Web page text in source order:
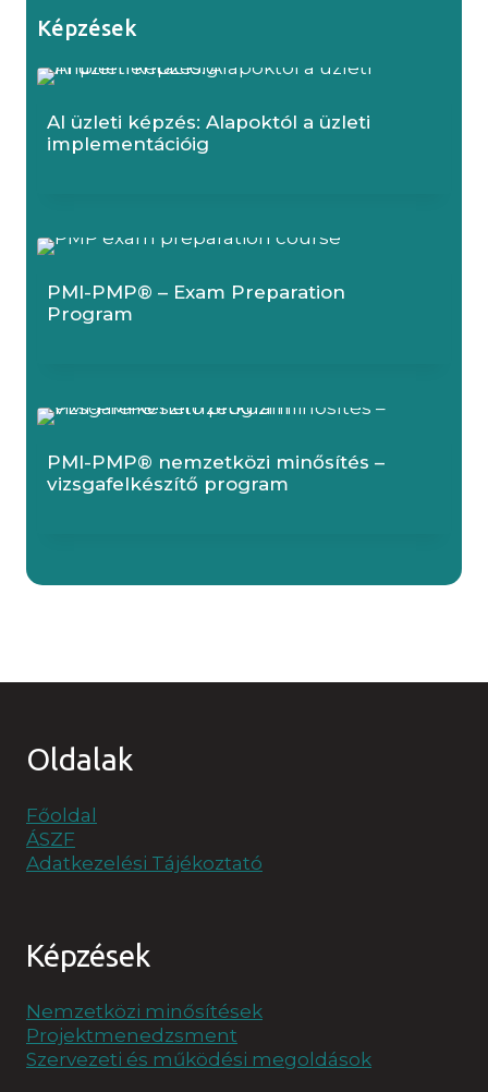
Képzések
AI üzleti képzés: Alapoktól a üzleti
implementációig
PMI-PMP® – Exam Preparation
Program
PMI-PMP® nemzetközi minősítés –
vizsgafelkészítő program
Oldalak
Főoldal
ÁSZF
Adatkezelési Tájékoztató
Képzések
Nemzetközi minősítések
Projektmenedzsment
Szervezeti és működési megoldások